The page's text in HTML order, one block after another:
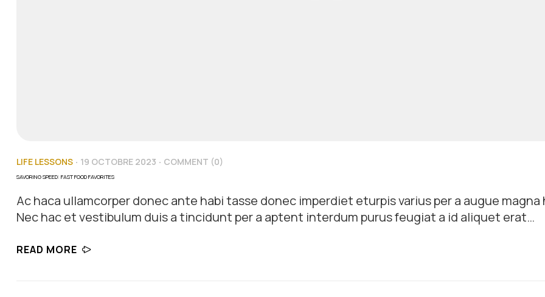
LIFE LESSONS 19 OCTOBRE 2023 COMMENT (0)
SAVORING SPEED: FAST FOOD FAVORITES
Ac haca ullamcorper donec ante habi tasse donec imperdiet eturpis varius per a augue magna
Nec hac et vestibulum duis a tincidunt per a aptent interdum purus feugiat a id aliquet erat
READ MORE